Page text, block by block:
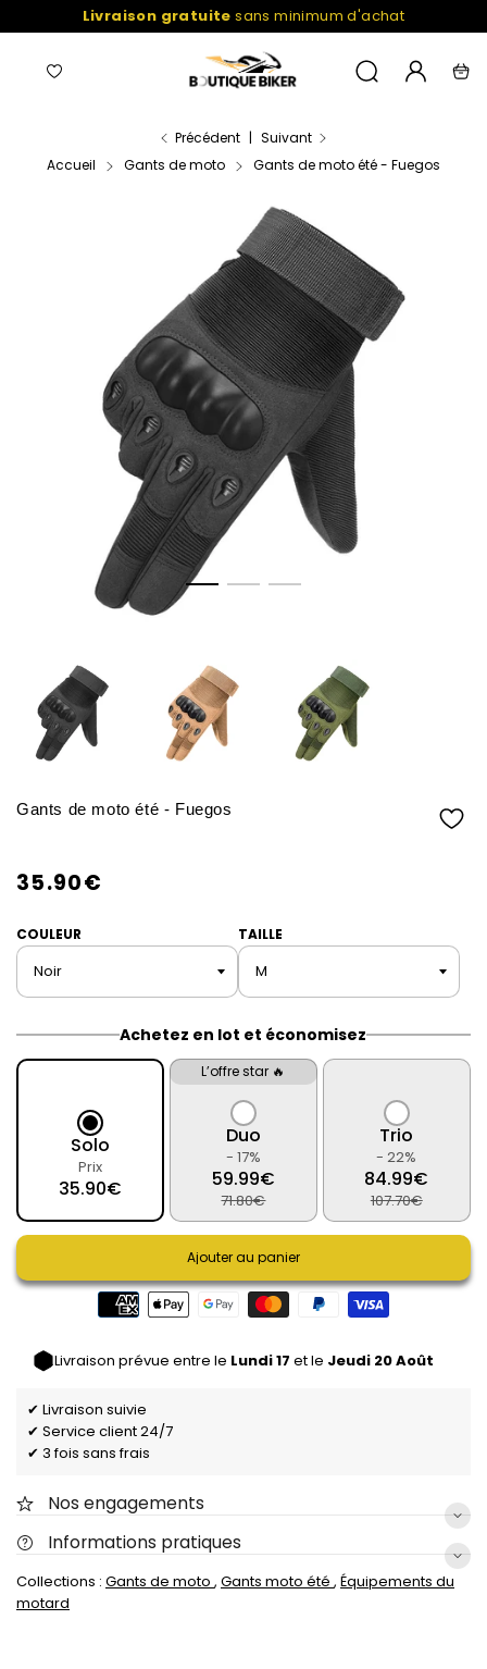
au
Livraison gratuite sans minimum d'achat
Navigation
Liste
Recherche
Mon
Accueil Gants de moto Gants de moto été - Fuegos
Précédent | Suivant
Gants de moto été - Fuegos
35.90€
/
UNITAIRE
COULEUR TAILLE
Achetez en lot et économisez
Solo
Prix
35.90€
Duo
L’offre star 🔥
- 17%
59.99€
71.80€
Trio
- 22%
84.99€
107.70€
Ajouter au panier
Livraison prévue entre le Lundi 17 et le Jeudi 20 Août
✔ Livraison suivie
✔ Service client 24/7
✔ 3 fois sans frais
Nos engagements
Informations pratiques
Collections : Gants de moto , Gants moto été , Équipements du
motard